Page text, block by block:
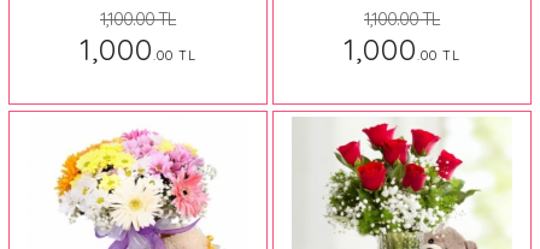
1,100.00 TL
1,000.00 TL
1,100.00 TL
1,000.00 TL